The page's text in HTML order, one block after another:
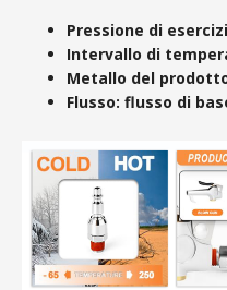
Pressione di
Intervallo di
Metallo del
Flusso: flusso di